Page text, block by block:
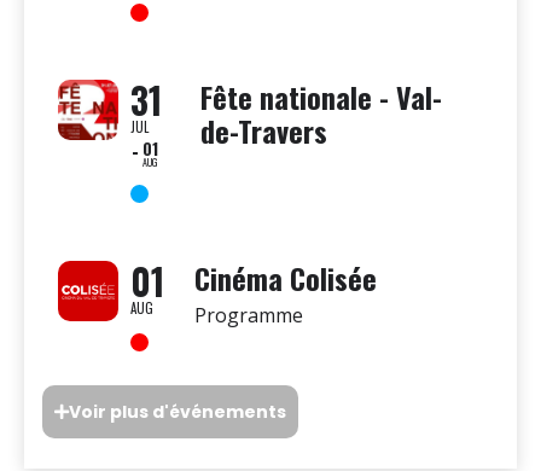
31
JUL
01
AUG
Fête nationale - Val-
de-Travers
01
AUG
Cinéma Colisée
Programme
Voir plus d'événements